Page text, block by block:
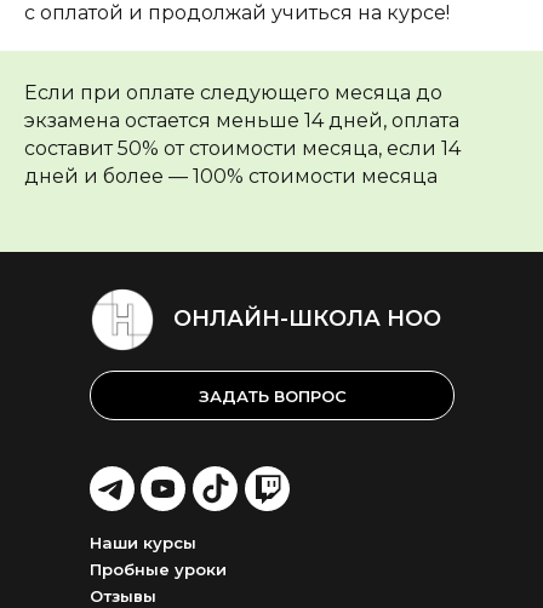
с оплатой и продолжай учиться на курсе!
Если при оплате следующего месяца до
экзамена остается меньше 14 дней, оплата
составит 50% от стоимости месяца, если 14
дней и более — 100% стоимости месяца
ОНЛАЙН-ШКОЛА НОО
LET'S
GO!
LET'S
GO!
LET'S
GO!
LET'S
GO!
Отзывы
Пробные уроки
Наши курсы
ЗАДАТЬ ВОПРОС